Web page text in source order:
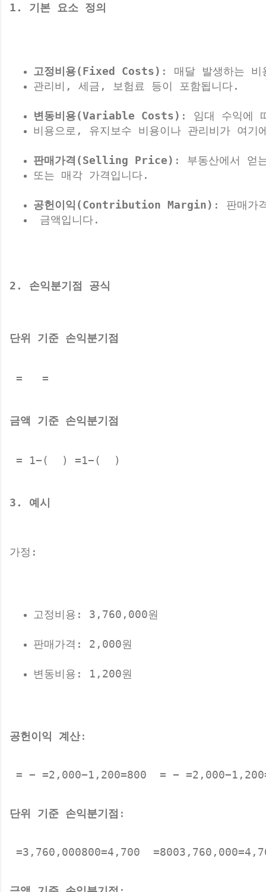
1. 기본 요소 정의
고정비용(Fixed Costs) : 매달 발생하는
관리비, 세금, 보험료 등이 포함됩니다.
변동비용(Variable Costs) : 임대 수익에
비용으로, 유지보수 비용이나 관리비가 여기
판매가격(Selling Price) : 부동산에서 얻
또는 매각 가격입니다.
공헌이익(Contribution Margin) : 판매가
금액입니다.
2. 손익분기점 공식
단위 기준 손익분기점
= =  ​
금액 기준 손익분기점
= 1−(  ) =1−(  ​) ​
3. 예시
가정:
고정비용: 3,760,000원
판매가격: 2,000원
변동비용: 1,200원
공헌이익 계산:
= − =2,000−1,200=800 = −
단위 기준 손익분기점 :
=3,760,000800=4,700